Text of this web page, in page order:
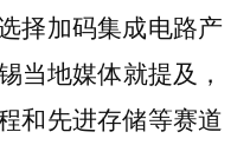
择加码集成电路产
当地媒体就提及，
和先进存储等赛道